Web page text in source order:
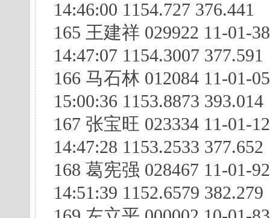
14:46:00 1154.727 376.441
165 王建祥 029922 11-01-
14:47:07 1154.3007 377.591
166 马石林 012084 11-01-
15:00:36 1153.8873 393.014
167 张宝旺 023334 11-01-
14:47:28 1153.2533 377.652
168 葛宪强 028467 11-01-
14:51:39 1152.6579 382.279